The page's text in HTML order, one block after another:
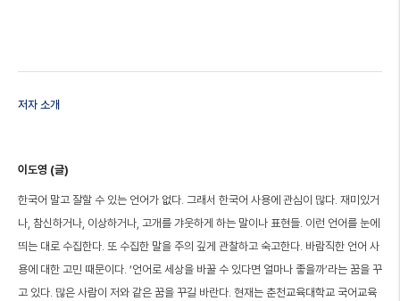
저자 소개
이도영 (글)
한국어 말고 잘할 수 있는 언어가 없다. 그래서 한국어 사용에 관심이 많다. 재미있거
나, 참신하거나, 이상하거나, 고개를 갸웃하게 하는 말이나 표현들. 이런 언어를 눈에
띄는 대로 수집한다. 또 수집한 말을 주의 깊게 관찰하고 숙고한다. 바람직한 언어 사
용에 대한 고민 때문이다. ‘언어로 세상을 바꿀 수 있다면 얼마나 좋을까’라는 꿈을 꾸
고 있다. 많은 사람이 저와 같은 꿈을 꾸길 바란다. 현재는 춘천교육대학교 국어교육